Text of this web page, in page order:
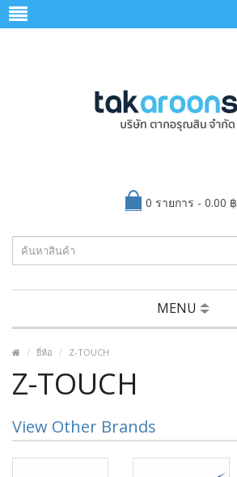
0 รายการ - 0.00 ฿
MENU
ยี่ห้อ Z-TOUCH
Z-TOUCH
View Other Brands